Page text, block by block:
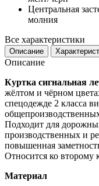
Центральная
молния
Все характеристики
Описание
Описание
Куртка сигнальная
жёлтом и чёрном
спецодежде 2 класса
Подходит для
производственных и
повышенная
Относится ко второму
Материал